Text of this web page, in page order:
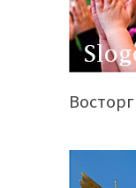
Восторг